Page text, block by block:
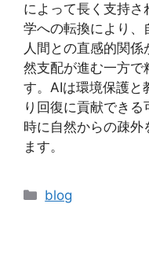
によって長く支持
学への転換により、
人間との直感的関
然支配が進む一方で
す。AIは環境保護と
り回復に貢献でき
時に自然からの疎外
ます。
カ
blog